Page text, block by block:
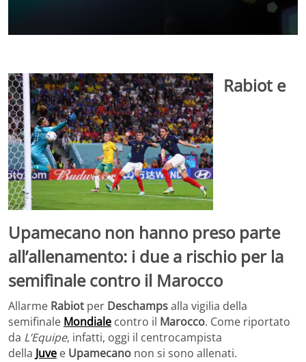
Rabiot e
Upamecano non hanno preso parte
all’allenamento: i due a rischio per la
semifinale contro il Marocco
Allarme Rabiot per Deschampsalla vigilia della
semifinale Mondiale contro il Marocco. Come riportato
da L’Equipe, infatti, oggi il centrocampista
della Juve e Upamecano non si sono allenati.